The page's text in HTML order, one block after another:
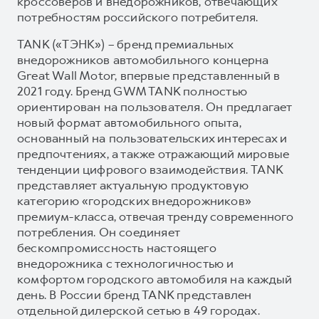
потребностям российского потребителя.
TANK («ТЭНК») – бренд премиальных
внедорожников автомобильного концерна
Great Wall Motor, впервые представленный в
2021 году. Бренд GWM TANK полностью
ориентирован на пользователя. Он предлагает
новый формат автомобильного опыта,
основанный на пользовательских интересах и
предпочтениях, а также отражающий мировые
тенденции цифрового взаимодействия. TANK
представляет актуальную продуктовую
категорию «городских внедорожников»
премиум-класса, отвечая тренду современного
потребления. Он соединяет
бескомпромиссность настоящего
внедорожника с технологичностью и
комфортом городского автомобиля на каждый
день. В России бренд TANK представлен
отдельной дилерской сетью в 49 городах.